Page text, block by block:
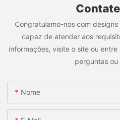
Congratulamo-nos com
capaz de atender aos
informações, visite o site ou
perguntas ou
Nome